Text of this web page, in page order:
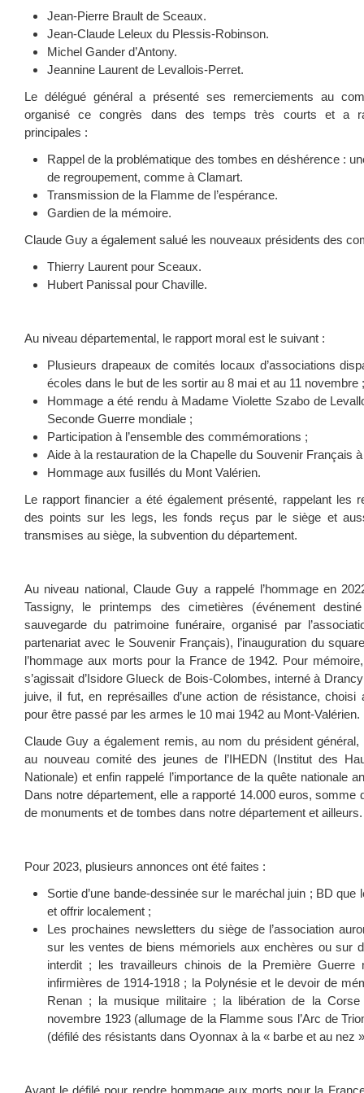
Jean-Pierre Brault de Sceaux.
Jean-Claude Leleux du Plessis-Robinson.
Michel Gander d’Antony.
Jeannine Laurent de Levallois-Perret.
Le délégué général a présenté ses remerciements au
organisé ce congrès dans des temps très courts et a
principales :
Rappel de la problématique des tombes en déshérence :
de regroupement, comme à Clamart.
Transmission de la Flamme de l’espérance.
Gardien de la mémoire.
Claude Guy a également salué les nouveaux présidents des
Thierry Laurent pour Sceaux.
Hubert Panissal pour Chaville.
Au niveau départemental, le rapport moral est le suivant :
Plusieurs drapeaux de comités locaux d’associations
écoles dans le but de les sortir au 8 mai et au 11 novembre ;
Hommage a été rendu à Madame Violette Szabo de
Seconde Guerre mondiale ;
Participation à l’ensemble des commémorations ;
Aide à la restauration de la Chapelle du Souvenir Français
Hommage aux fusillés du Mont Valérien.
Le rapport financier a été également présenté, rappelant les
des points sur les legs, les fonds reçus par le siège et
transmises au siège, la subvention du département.
Au niveau national, Claude Guy a rappelé l’hommage en
Tassigny, le printemps des cimetières (événement
sauvegarde du patrimoine funéraire, organisé par
partenariat avec le Souvenir Français), l’inauguration du
l’hommage aux morts pour la France de 1942. Pour
s’agissait d’Isidore Glueck de Bois-Colombes, interné à
juive, il fut, en représailles d’une action de résistance, choisi
pour être passé par les armes le 10 mai 1942 au Mont-Valérien.
Claude Guy a également remis, au nom du président
au nouveau comité des jeunes de l’IHEDN (Institut des
Nationale) et enfin rappelé l’importance de la quête nationale
Dans notre département, elle a rapporté 14.000 euros, somme
de monuments et de tombes dans notre département et ailleurs.
Pour 2023, plusieurs annonces ont été faites :
Sortie d’une bande-dessinée sur le maréchal juin ; BD
et offrir localement ;
Les prochaines newsletters du siège de l’association
sur les ventes de biens mémoriels aux enchères ou sur
interdit ; les travailleurs chinois de la Première Guerre
infirmières de 1914-1918 ; la Polynésie et le devoir de
Renan ; la musique militaire ; la libération de la
novembre 1923 (allumage de la Flamme sous l’Arc de
(défilé des résistants dans Oyonnax à la « barbe et au nez